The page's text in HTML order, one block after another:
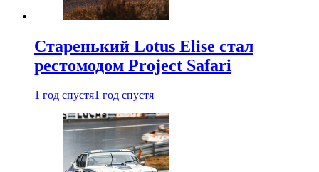
Старенький Lotus Elise стал
рестомодом Project Safari
1 год спустя1 год спустя